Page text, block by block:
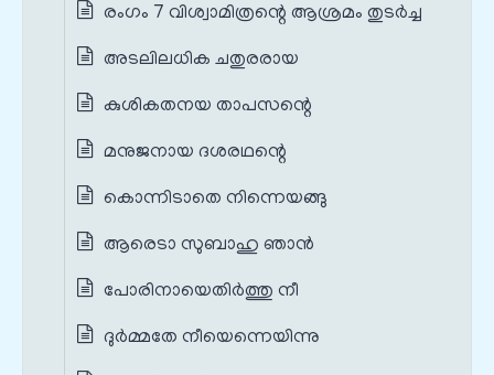
രംഗം 7 വിശ്വാമിത്രന്റെ ആശ്രമം തുടർച്ച
അടലിലധിക ചതുരരായ
കുശികതനയ താപസന്റെ
മനുജനായ ദശരഥന്റെ
കൊന്നിടാതെ നിന്നെയങ്ങു
ആരെടാ സുബാഹു ഞാന്‍
പോരിനായെതിര്‍ത്തു നീ
ദുര്‍മ്മതേ നീയെന്നെയിന്നു